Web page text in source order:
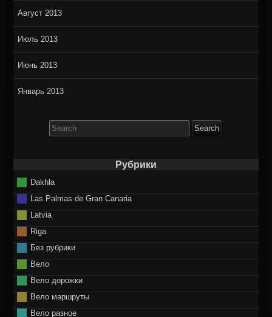
Август 2013
Июль 2013
Июнь 2013
Январь 2013
for:
Рубрики
Dakhla
Las Palmas de Gran Canaria
Latvia
Riga
Без рубрики
Вело
Вело дорожки
Вело маршруты
Вело разное